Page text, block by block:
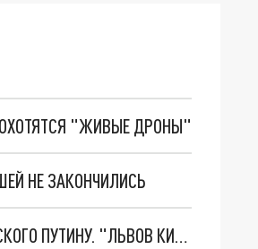
"ЖИВЫЕ ДРОНЫ"
НЕ ЗАКОНЧИЛИСЬ
НОВОЕ МАСШТАБНЕЙШЕЕ НАСТУПЛЕНИЕ. ТРИ УЛЬТИМАТУМА ЗЕЛЕНСКОГО ПУТИНУ. "ЛЬВОВ КИМА" ПОСТАВЯТ НА ПВО? ГЛОБАЛЬНЫЙ ПРОРЫВ ПОД ЗАПОРОЖЬЕМ